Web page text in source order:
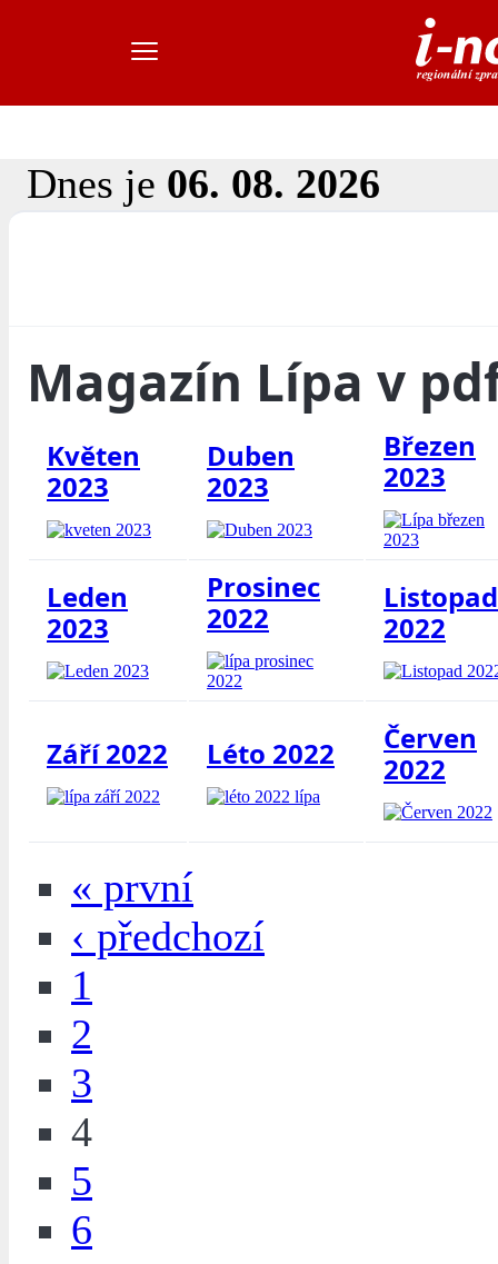
Dnes je 06. 08. 2026
Magazín Lípa v
Květen
2023
Duben
2023
Březen
2023
Leden
2023
Prosinec
2022
Listopad
2022
Září 2022 Léto 2022
Červen
2022
« první
‹ předchozí
1
2
3
4
5
6